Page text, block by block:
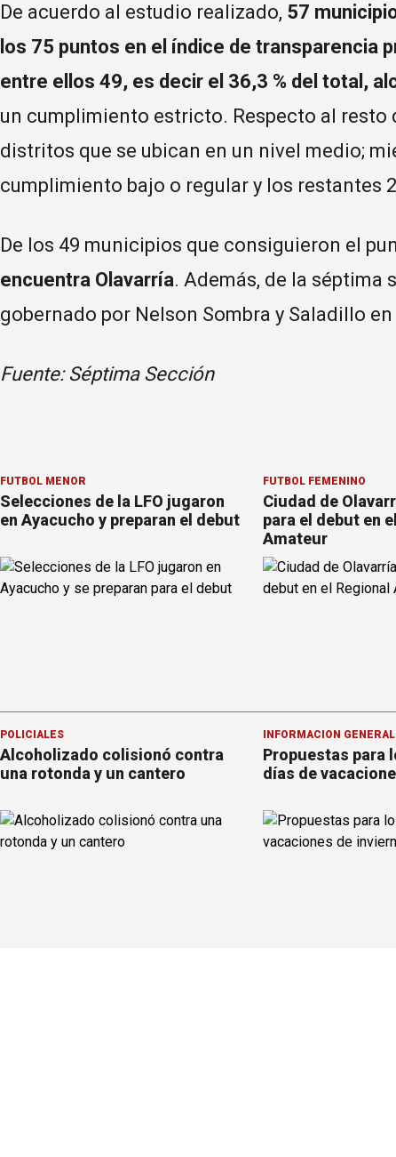
De acuerdo al estudio realizado, 57
los 75 puntos en el índice de transparencia
entre ellos 49, es decir el 36,3 % del total,
un cumplimiento estricto. Respecto al resto
distritos que se ubican en un nivel medio;
cumplimiento bajo o regular y los restantes
De los 49 municipios que consiguieron el
encuentra Olavarría. Además, de la séptima
gobernado por Nelson Sombra y Saladillo
Fuente: Séptima Sección
FÚTBOL MENOR
Selecciones de la LFO jugaron
en Ayacucho y preparan el debut
FÚTBOL FEMENINO
Ciudad de
para el debut en
Amateur
POLICIALES
Alcoholizado colisionó contra
una rotonda y un cantero
INFORMACION GENERAL
Propuestas para
días de